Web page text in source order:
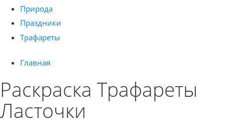
Природа
Праздники
Трафареты
Главная
Раскраска Трафареты
Ласточки